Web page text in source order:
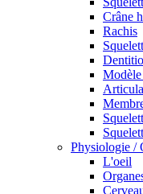
Crâne
Rachis
Modèle
Physiologie /
L'oeil